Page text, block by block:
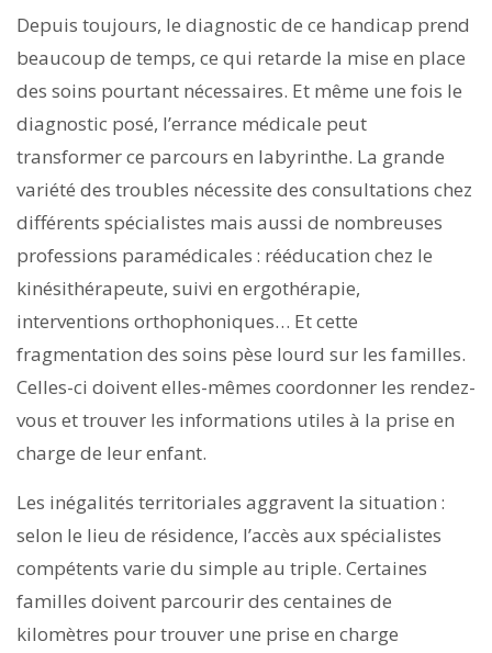
Depuis toujours, le diagnostic de ce handicap prend
beaucoup de temps, ce qui retarde la mise en place
des soins pourtant nécessaires. Et même une fois le
diagnostic posé, l’errance médicale peut
transformer ce parcours en labyrinthe. La grande
variété des troubles nécessite des consultations chez
différents spécialistes mais aussi de nombreuses
professions paramédicales : rééducation chez le
kinésithérapeute, suivi en ergothérapie,
interventions orthophoniques… Et cette
fragmentation des soins pèse lourd sur les familles.
Celles-ci doivent elles-mêmes coordonner les rendez-
vous et trouver les informations utiles à la prise en
charge de leur enfant.
Les inégalités territoriales aggravent la situation :
selon le lieu de résidence, l’accès aux spécialistes
compétents varie du simple au triple. Certaines
familles doivent parcourir des centaines de
kilomètres pour trouver une prise en charge